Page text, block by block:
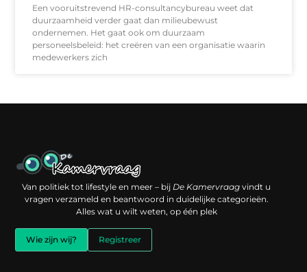
Een vooruitstrevend HR-consultancybureau weet dat
duurzaamheid verder gaat dan milieubewust
ondernemen. Het gaat ook om duurzaam
personeelsbeleid: het creëren van een organisatie waarin
medewerkers zich
Van politiek tot lifestyle en meer – bijDe Kamervraag vindt u
vragen verzameld en beantwoord in duidelijke categorieën.
Alles wat u wilt weten, op één plek
Wie zijn wij? Registreer